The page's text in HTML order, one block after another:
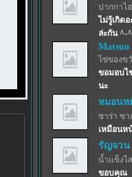
ปากกาไ
ไม่รู้เกิด
ล่ะกัน ^-
Matsuo
ไข่ของข
ขอมอบไ
นะ
หมอนห
ซาร่า ซา
เหมือนห
รัญจวน
น้ำแข็งไ
ขอบคุณ